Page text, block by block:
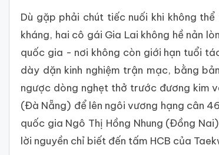
Dù gặp phải chút tiếc nuối khi không
kháng, hai cô gái Gia Lai không hề nản
quốc gia - nơi không còn giới hạn tuổi
dày dặn kinh nghiệm trận mạc, bằng
ngược dòng nghẹt thở trước đương kim
(Đà Nẵng) để lên ngôi vương hạng cân
quốc gia Ngô Thị Hồng Nhung (Đồng
lời nguyền chỉ biết đến tấm HCB của